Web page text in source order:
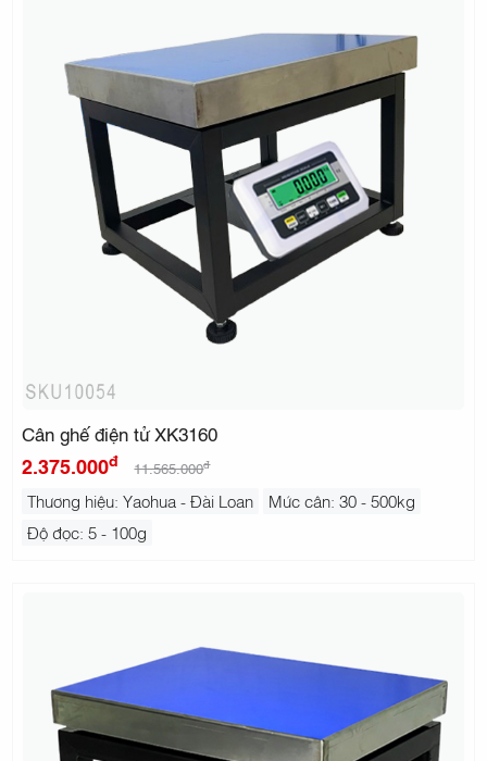
Cân ghế điện tử XK3160
2.375.000đ 11.565.000đ
Thương hiệu: Yaohua - Đài Loan
Mức cân: 30 - 500kg
Độ đọc: 5 - 100g